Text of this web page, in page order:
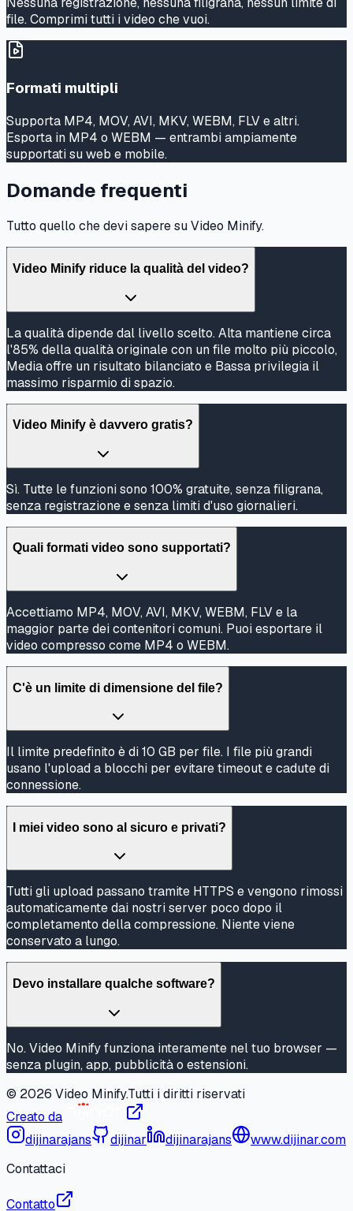
file. Comprimi tutti i video che vuoi.
Formati multipli
Supporta MP4, MOV, AVI, MKV, WEBM, FLV e altri.
Esporta in MP4 o WEBM — entrambi ampiamente
supportati su web e mobile.
Domande frequenti
Tutto quello che devi sapere su Video Minify.
Video Minify riduce la qualità del video?
La qualità dipende dal livello scelto. Alta mantiene circa
l'85% della qualità originale con un file molto più piccolo,
Media offre un risultato bilanciato e Bassa privilegia il
massimo risparmio di spazio.
Video Minify è davvero gratis?
Sì. Tutte le funzioni sono 100% gratuite, senza filigrana,
senza registrazione e senza limiti d'uso giornalieri.
Quali formati video sono supportati?
Accettiamo MP4, MOV, AVI, MKV, WEBM, FLV e la
maggior parte dei contenitori comuni. Puoi esportare il
video compresso come MP4 o WEBM.
C'è un limite di dimensione del file?
Il limite predefinito è di 10 GB per file. I file più grandi
usano l'upload a blocchi per evitare timeout e cadute di
connessione.
I miei video sono al sicuro e privati?
Tutti gli upload passano tramite HTTPS e vengono rimossi
automaticamente dai nostri server poco dopo il
completamento della compressione. Niente viene
conservato a lungo.
Devo installare qualche software?
No. Video Minify funziona interamente nel tuo browser —
senza plugin, app, pubblicità o estensioni.
© 2026 Video Minify.Tutti i diritti riservati
Creato da
dijinarajans
dijinar dijinarajans
www.dijinar.com
Contattaci
Contatto